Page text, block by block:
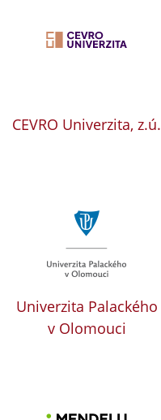
CEVRO Univerzita, z.ú.
Univerzita Palackého
v Olomouci